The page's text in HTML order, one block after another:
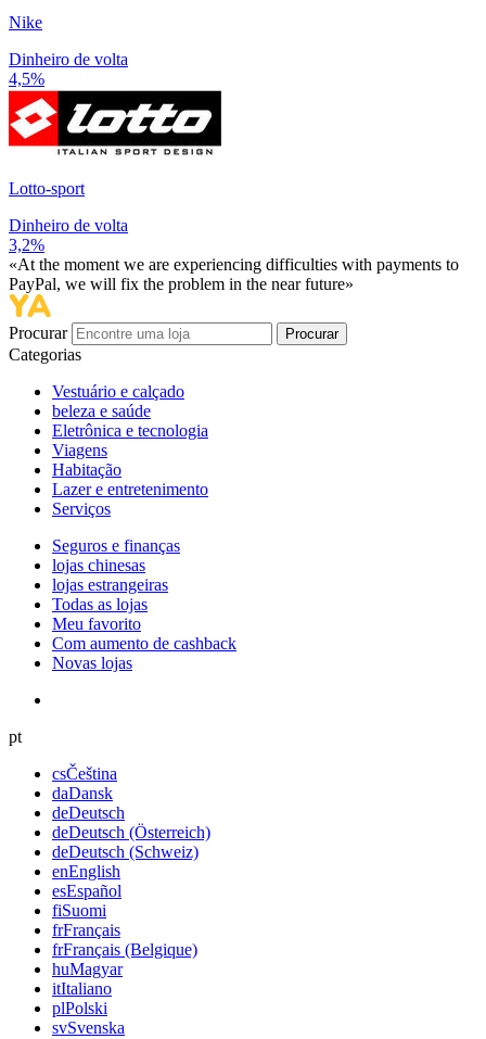
Nike
Dinheiro de volta
4,5%
Lotto-sport
Dinheiro de volta
3,2%
«At the moment we are experiencing difficulties with payments to
PayPal, we will fix the problem in the near future»
Procurar Procurar
Categorias
Vestuário e calçado
beleza e saúde
Eletrônica e tecnologia
Viagens
Habitação
Lazer e entretenimento
Serviços
Seguros e finanças
lojas chinesas
lojas estrangeiras
Todas as lojas
Meu favorito
Com aumento de cashback
Novas lojas
pt
csČeština
daDansk
deDeutsch
deDeutsch (Österreich)
deDeutsch (Schweiz)
enEnglish
esEspañol
fiSuomi
frFrançais
frFrançais (Belgique)
huMagyar
itItaliano
plPolski
svSvenska